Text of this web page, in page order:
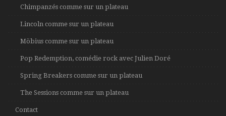
Chimpanzés comme sur un plateau
Lincoln comme sur un plateau
Möbius comme sur un plateau
Pop Redemption, comédie rock avec Julien Doré
Spring Breakers comme sur un plateau
The Sessions comme sur un plateau
Contact